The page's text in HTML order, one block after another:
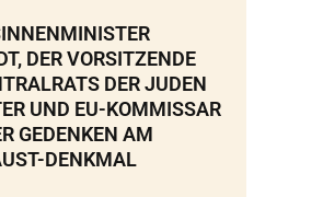
DER VORSITZENDE
DER JUDEN
UND EU-KOMMISSAR
GEDENKEN AM
DENKMAL